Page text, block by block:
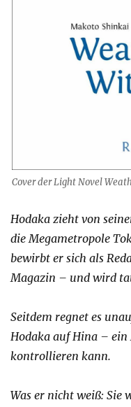
Cover der Light Novel
Hodaka zieht von
die Megametropole
bewirbt er sich als
Magazin – und wird
Seitdem regnet es
Hodaka auf Hina – ein
kontrollieren kann.
Was er nicht weiß: Sie